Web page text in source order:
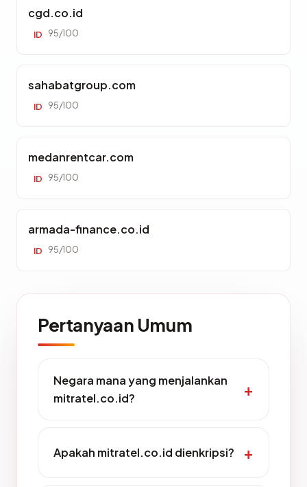
cgd.co.id
ID 95/100
sahabatgroup.com
ID 95/100
medanrentcar.com
ID 95/100
armada-finance.co.id
ID 95/100
Pertanyaan Umum
Negara mana yang menjalankan
mitratel.co.id?
Apakah mitratel.co.id dienkripsi?